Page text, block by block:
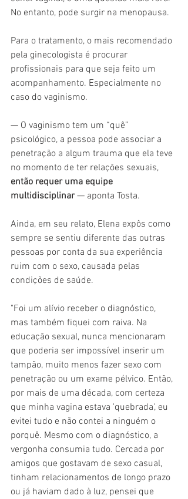
No entanto, pode surgir na menopausa.
Para o tratamento, o mais recomendado
pela ginecologista é procurar
profissionais para que seja feito um
acompanhamento. Especialmente no
caso do vaginismo.
— O vaginismo tem um “quê”
psicológico, a pessoa pode associar a
penetração a algum trauma que ela teve
no momento de ter relações sexuais,
então requer uma equipe
multidisciplinar — aponta Tosta.
Ainda, em seu relato, Elena expôs como
sempre se sentiu diferente das outras
pessoas por conta da sua experiência
ruim com o sexo, causada pelas
condições de saúde.
"Foi um alívio receber o diagnóstico,
mas também fiquei com raiva. Na
educação sexual, nunca mencionaram
que poderia ser impossível inserir um
tampão, muito menos fazer sexo com
penetração ou um exame pélvico. Então,
por mais de uma década, com certeza
que minha vagina estava 'quebrada', eu
evitei tudo e não contei a ninguém o
porquê. Mesmo com o diagnóstico, a
vergonha consumia tudo. Cercada por
amigos que gostavam de sexo casual,
tinham relacionamentos de longo prazo
ou já haviam dado à luz, pensei que